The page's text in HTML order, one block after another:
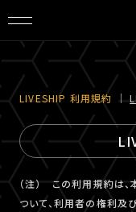
会員登録
LIVESHIP 利⽤規約 ｜
（注） この利用規約は
ついて、利用者の権利